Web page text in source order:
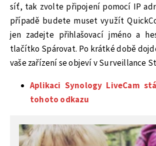
síť, tak zvolte připojení pomocí IP
případě budete muset využít
jen zadejte přihlašovací jméno a
tlačítko Spárovat. Po krátké době
vaše zařízení se objeví v Surveillance
Aplikaci Synology LiveCam
tohoto odkazu